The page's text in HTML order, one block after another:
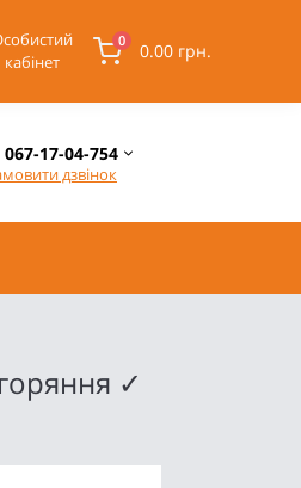
кабінет
0 0.00 грн.
067-17-04-754
дзвінок
✓